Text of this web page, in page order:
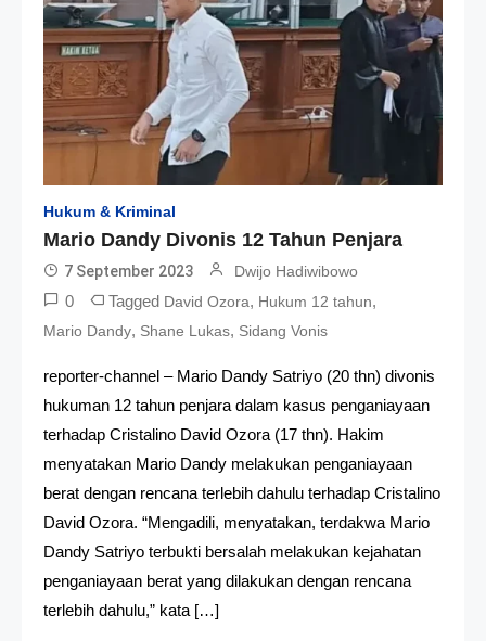
Hukum & Kriminal
Mario Dandy Divonis 12 Tahun Penjara
7 September 2023 Dwijo Hadiwibowo
0 Tagged David Ozora, Hukum 12 tahun,
Mario Dandy, Shane Lukas, Sidang Vonis
reporter-channel – Mario Dandy Satriyo (20 thn) divonis
hukuman 12 tahun penjara dalam kasus penganiayaan
terhadap Cristalino David Ozora (17 thn). Hakim
menyatakan Mario Dandy melakukan penganiayaan
berat dengan rencana terlebih dahulu terhadap Cristalino
David Ozora. “Mengadili, menyatakan, terdakwa Mario
Dandy Satriyo terbukti bersalah melakukan kejahatan
penganiayaan berat yang dilakukan dengan rencana
terlebih dahulu,” kata […]